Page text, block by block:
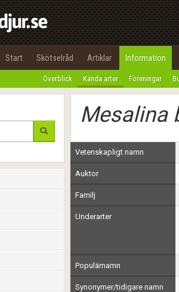
Start Skötselråd Artiklar Information
Överblick Kända arter Föreningar
Mesalina
Vetenskapligt namn
Auktor
Familj
Underarter
Populärnamn
Synonymer/tidigare namn
integritetspolicy
Namn:
Epost:
Användarnamn:
Lösenord:
Terms of Service
Begär nytt